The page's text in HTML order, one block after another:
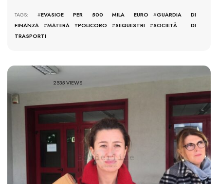
TAGS: #EVASIOE PER 500 MILA EURO #GUARDIA DI
FINANZA
#MATERA #POLICORO #SEQUESTRI #SOCIETÀ DI
TRASPORTI
2535 VIEWS